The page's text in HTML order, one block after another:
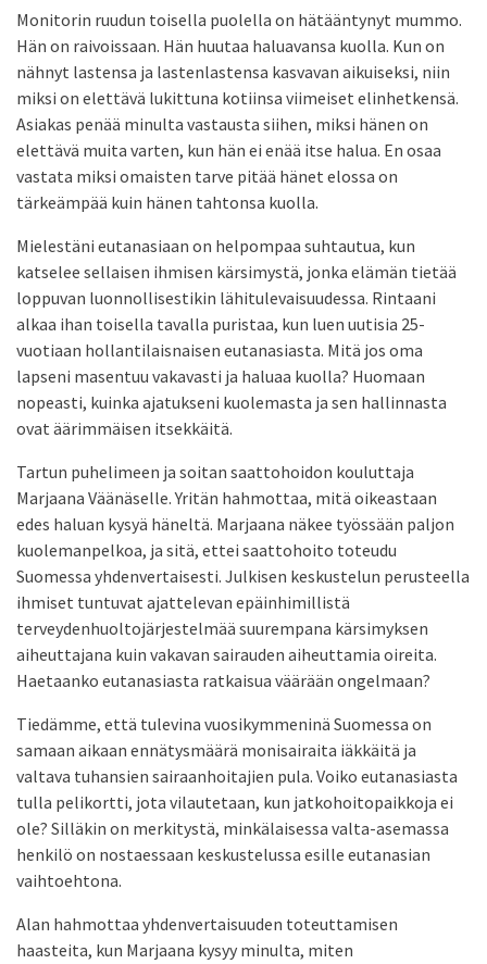
Monitorin ruudun toisella puolella on hätääntynyt mummo.
Hän on raivoissaan. Hän huutaa haluavansa kuolla. Kun on
nähnyt lastensa ja lastenlastensa kasvavan aikuiseksi, niin
miksi on elettävä lukittuna kotiinsa viimeiset elinhetkensä.
Asiakas penää minulta vastausta siihen, miksi hänen on
elettävä muita varten, kun hän ei enää itse halua. En osaa
vastata miksi omaisten tarve pitää hänet elossa on
tärkeämpää kuin hänen tahtonsa kuolla.
Mielestäni eutanasiaan on helpompaa suhtautua, kun
katselee sellaisen ihmisen kärsimystä, jonka elämän tietää
loppuvan luonnollisestikin lähitulevaisuudessa. Rintaani
alkaa ihan toisella tavalla puristaa, kun luen uutisia 25-
vuotiaan hollantilaisnaisen eutanasiasta. Mitä jos oma
lapseni masentuu vakavasti ja haluaa kuolla? Huomaan
nopeasti, kuinka ajatukseni kuolemasta ja sen hallinnasta
ovat äärimmäisen itsekkäitä.
Tartun puhelimeen ja soitan saattohoidon kouluttaja
Marjaana Väänäselle. Yritän hahmottaa, mitä oikeastaan
edes haluan kysyä häneltä. Marjaana näkee työssään paljon
kuolemanpelkoa, ja sitä, ettei saattohoito toteudu
Suomessa yhdenvertaisesti. Julkisen keskustelun perusteella
ihmiset tuntuvat ajattelevan epäinhimillistä
terveydenhuoltojärjestelmää suurempana kärsimyksen
aiheuttajana kuin vakavan sairauden aiheuttamia oireita.
Haetaanko eutanasiasta ratkaisua väärään ongelmaan?
Tiedämme, että tulevina vuosikymmeninä Suomessa on
samaan aikaan ennätysmäärä monisairaita iäkkäitä ja
valtava tuhansien sairaanhoitajien pula. Voiko eutanasiasta
tulla pelikortti, jota vilautetaan, kun jatkohoitopaikkoja ei
ole? Silläkin on merkitystä, minkälaisessa valta-asemassa
henkilö on nostaessaan keskustelussa esille eutanasian
vaihtoehtona.
Alan hahmottaa yhdenvertaisuuden toteuttamisen
haasteita, kun Marjaana kysyy minulta, miten